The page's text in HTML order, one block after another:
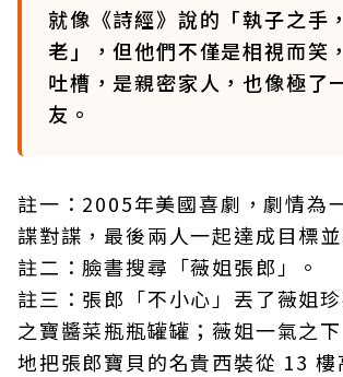
就像《詩經》說的「執子之手
老」，但他們不僅是相視而笑
吐槽，是親密家人，也像極了
友。
註一：2005年美國喜劇，劇情為
諜對諜，最後兩人一起達成目標並
註二：臉書搜尋「薇姐張郎」。
註三：張郎「不小心」丟了薇姐
之寶醬菜瓶瓶罐罐；薇姐一氣之下
地把張郎寶貝的名貴西裝從 13